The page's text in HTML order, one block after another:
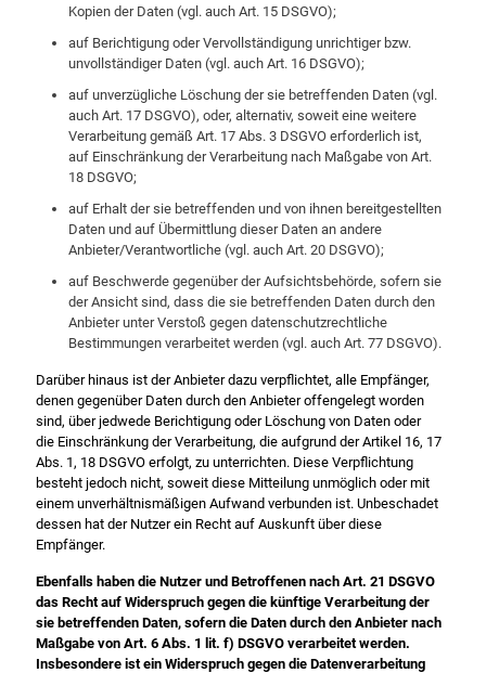
Kopien der Daten (vgl. auch Art. 15 DSGVO);
auf Berichtigung oder Vervollständigung unrichtiger bzw.
unvollständiger Daten (vgl. auch Art. 16 DSGVO);
auf unverzügliche Löschung der sie betreffenden Daten (vgl.
auch Art. 17 DSGVO), oder, alternativ, soweit eine weitere
Verarbeitung gemäß Art. 17 Abs. 3 DSGVO erforderlich ist,
auf Einschränkung der Verarbeitung nach Maßgabe von Art.
18 DSGVO;
auf Erhalt der sie betreffenden und von ihnen bereitgestellten
Daten und auf Übermittlung dieser Daten an andere
Anbieter/Verantwortliche (vgl. auch Art. 20 DSGVO);
auf Beschwerde gegenüber der Aufsichtsbehörde, sofern sie
der Ansicht sind, dass die sie betreffenden Daten durch den
Anbieter unter Verstoß gegen datenschutzrechtliche
Bestimmungen verarbeitet werden (vgl. auch Art. 77 DSGVO).
Darüber hinaus ist der Anbieter dazu verpflichtet, alle Empfänger,
denen gegenüber Daten durch den Anbieter offengelegt worden
sind, über jedwede Berichtigung oder Löschung von Daten oder
die Einschränkung der Verarbeitung, die aufgrund der Artikel 16, 17
Abs. 1, 18 DSGVO erfolgt, zu unterrichten. Diese Verpflichtung
besteht jedoch nicht, soweit diese Mitteilung unmöglich oder mit
einem unverhältnismäßigen Aufwand verbunden ist. Unbeschadet
dessen hat der Nutzer ein Recht auf Auskunft über diese
Empfänger.
Ebenfalls haben die Nutzer und Betroffenen nach Art. 21 DSGVO
das Recht auf Widerspruch gegen die künftige Verarbeitung der
sie betreffenden Daten, sofern die Daten durch den Anbieter nach
Maßgabe von Art. 6 Abs. 1 lit. f) DSGVO verarbeitet werden.
Insbesondere ist ein Widerspruch gegen die Datenverarbeitung